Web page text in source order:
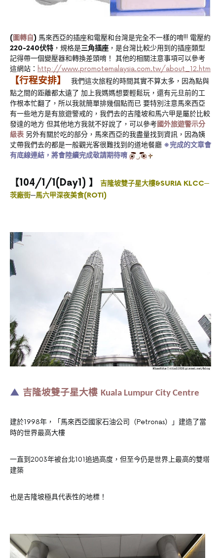
(圖轉自) 馬來西亞的插座和電壓和台灣是完全不一樣的唷!!! 電壓約
220-240伏特 ，規格是三角插座 ，是台灣比較少用到的插座類型
記得帶一個變壓器和轉換差頭唷！ 其他的相關注意事項可以參考
這網站： http://www.promotemalaysia.com.tw/about_12.htm
【行程安排】
我們這次旅程的時間其實不算太多，因為點與
點之間的距離都太遠了 加上我媽媽想要輕鬆玩，還有元旦前的工
作根本忙翻了，所以我就簡單排幾個點而已 要特別注意馬來西亞
有一些地方是有旅遊警戒的，我們去的吉隆坡和馬六甲是屬於比較
發達的地方 但其他地方我就不好說了，可以參考國外旅遊警示分
級表 另外有關於吃的部分，馬來西亞的我盡量找到資訊，因為姨
丈帶我們去的都是一般觀光客很難找到的道地餐廳 ※完成的文章會
有底線連結，將會陸續完成敬請期待唷
【104/1/1(Day1) 】
吉隆坡雙子星大樓&SURIA KLCC─
茨廠街─馬六甲深夜美食(ROTI)
▲ 吉隆坡雙子星大樓 Kuala Lumpur City Centre
建於1998年，「馬來西亞國家石油公司（Petronas）」建造了當
時的世界最高大樓
一直到2003年被台北101追過高度，但至今仍是世界上最高的雙塔
建築
也是吉隆坡極具代表性的地標！